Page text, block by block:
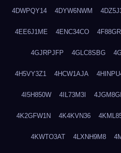
4DWPQY14 4DYW6NWM
4EE6J1ME 4ENC34CO
4GJRPJFP 4GLC8SBG
4H5VY3Z1 4HCW1AJA
4I5H850W 4IL73M3I
4K2GFW1N 4K4KVN36
4KWTO3AT 4LXNH9M8